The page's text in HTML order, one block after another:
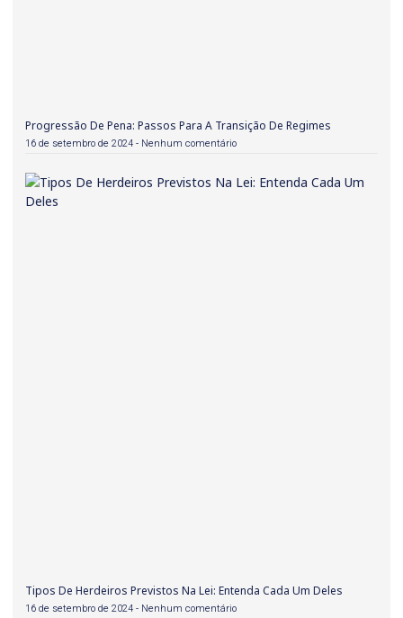
Progressão De Pena: Passos Para A Transição De Regimes
16 de setembro de 2024 Nenhum comentário
Tipos De Herdeiros Previstos Na Lei: Entenda Cada Um Deles
16 de setembro de 2024 Nenhum comentário